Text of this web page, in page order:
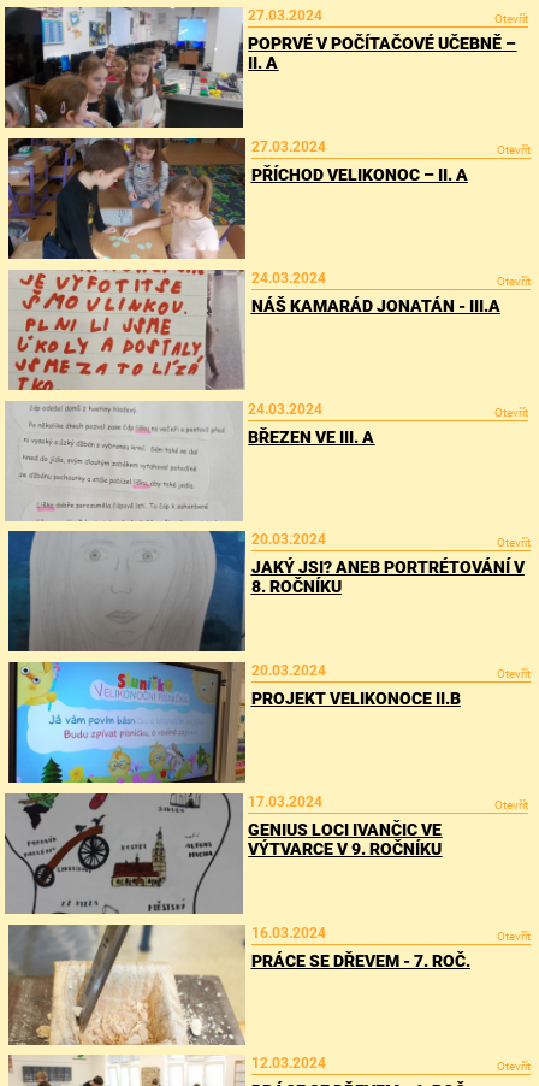
27.03.2024 Otevřít
POPRVÉ V POČÍTAČOVÉ UČEBNĚ –
II. A
27.03.2024 Otevřít
PŘÍCHOD VELIKONOC – II. A
24.03.2024 Otevřít
NÁŠ KAMARÁD JONATÁN - III.A
24.03.2024 Otevřít
BŘEZEN VE III. A
20.03.2024 Otevřít
JAKÝ JSI? ANEB PORTRÉTOVÁNÍ V
8. ROČNÍKU
20.03.2024 Otevřít
PROJEKT VELIKONOCE II.B
17.03.2024 Otevřít
GENIUS LOCI IVANČIC VE
VÝTVARCE V 9. ROČNÍKU
16.03.2024 Otevřít
PRÁCE SE DŘEVEM - 7. ROČ.
12.03.2024 Otevřít